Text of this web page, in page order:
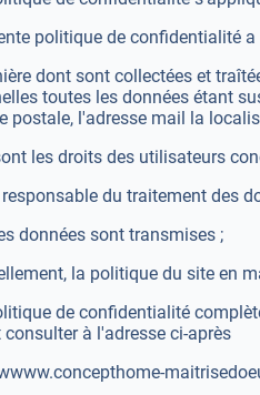
politique de confidentialité
dont sont collectées et
toutes les données étant
postale, l'adresse mail la
les droits des utilisateurs
du traitement des
données sont transmises ;
la politique du site en
de confidentialité
consulter à l'adresse ci-après